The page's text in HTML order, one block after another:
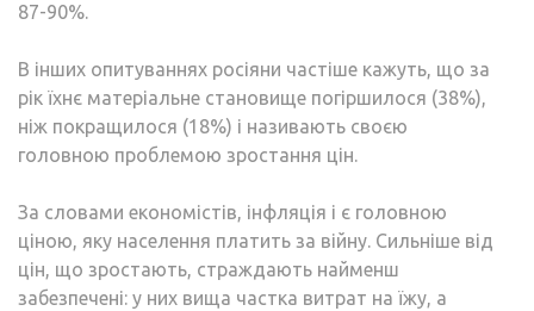
87-90%.
В інших опитуваннях росіяни частіше кажуть, що за
рік їхнє матеріальне становище погіршилося (38%),
ніж покращилося (18%) і називають своєю
головною проблемою зростання цін.
За словами економістів, інфляція і є головною
ціною, яку населення платить за війну. Сильніше від
цін, що зростають, страждають найменш
забезпечені: у них вища частка витрат на їжу, а